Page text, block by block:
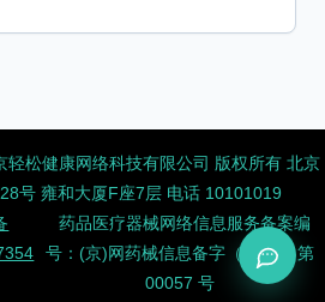
松健康网络科技有限公司 版权所有 北京
号 雍和大厦F座7层 电话 10101019
药品医疗器械网络信息服务备案编
号：(京)网药械信息备字（2026）第
00057 号